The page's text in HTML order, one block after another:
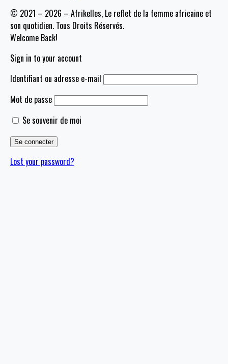
© 2021 – 2026 – Afrikelles, Le reflet de la femme africaine et
son quotidien. Tous Droits Réservés.
Welcome Back!
Sign in to your account
Identifiant ou adresse e-mail
Mot de passe
Se souvenir de moi
Lost your password?